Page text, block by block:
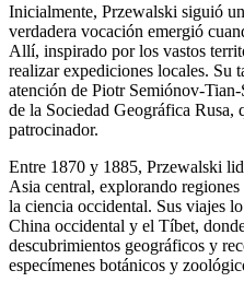
Inicialmente, Przewalski siguió
verdadera vocación emergió
Allí, inspirado por los vastos
realizar expediciones locales. Su
atención de Piotr Semiónov-
de la Sociedad Geográfica
patrocinador.
Entre 1870 y 1885, Przewalski
Asia central, explorando regiones
la ciencia occidental. Sus viajes
China occidental y el Tíbet,
descubrimientos geográficos y
especímenes botánicos y